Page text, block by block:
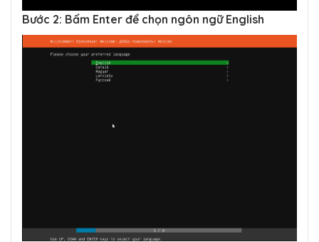
Bước 2: Bấm Enter để chọn ngôn ngữ English